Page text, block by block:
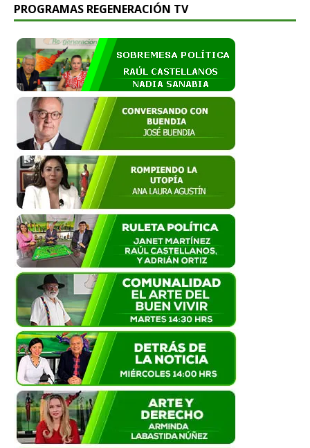
PROGRAMAS REGENERACIÓN TV